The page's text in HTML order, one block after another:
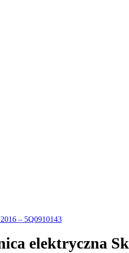
– 5Q0910143
elektryczna